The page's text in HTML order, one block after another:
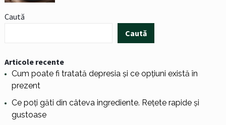
Caută
Caută
Articole recente
Cum poate fi tratată depresia și ce opțiuni există în
prezent
Ce poți găti din câteva ingrediente. Rețete rapide și
gustoase